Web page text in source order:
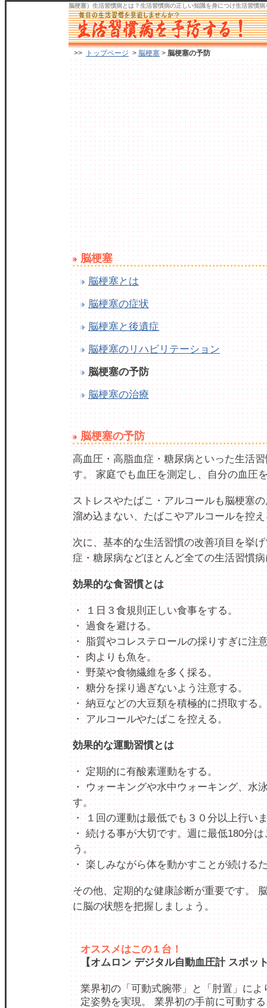
脳梗塞）生活習慣病とは？生活習慣病の正しい知識を身につけ生活習慣病
>> トップページ > 脳梗塞 > 脳梗塞の予防
脳梗塞
脳梗塞とは
脳梗塞の症状
脳梗塞と後遺症
脳梗塞のリハビリテーション
脳梗塞の予防
脳梗塞の治療
脳梗塞の予防
高血圧・高脂血症・糖尿病といった生活
す。 家庭でも血圧を測定し、自分の血圧
ストレスやたばこ・アルコールも脳梗塞
溜め込まない、たばこやアルコールを控
次に、基本的な生活習慣の改善項目を挙
症・糖尿病などほとんど全ての生活習慣
効果的な食習慣とは
・ １日３食規則正しい食事をする。
・ 過食を避ける。
・ 脂質やコレステロールの採りすぎに注
・ 肉よりも魚を。
・ 野菜や食物繊維を多く採る。
・ 糖分を採り過ぎないよう注意する。
・ 納豆などの大豆類を積極的に摂取する
・ アルコールやたばこを控える。
効果的な運動習慣とは
・ 定期的に有酸素運動をする。
・ ウォーキングや水中ウォーキング、水
す。
・ １回の運動は最低でも３０分以上行い
・ 続ける事が大切です。週に最低180分
う。
・ 楽しみながら体を動かすことが続ける
その他、定期的な健康診断が重要です。
に脳の状態を把握しましょう。
オススメはこの１台！
【オムロン デジタル自動血圧計 スポッ
業界初の「可動式腕帯」と「肘置」に
定姿勢を実現。 業界初の手前に可動す